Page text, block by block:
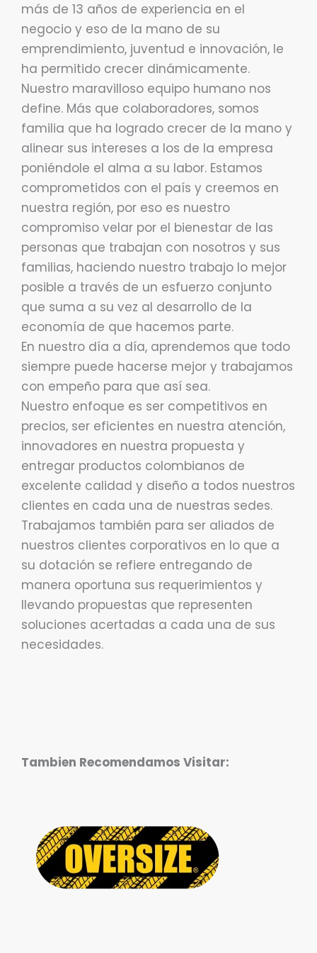
más de 13 años de experiencia en el
negocio y eso de la mano de su
emprendimiento, juventud e innovación, le
ha permitido crecer dinámicamente.
Nuestro maravilloso equipo humano nos
define. Más que colaboradores, somos
familia que ha logrado crecer de la mano y
alinear sus intereses a los de la empresa
poniéndole el alma a su labor. Estamos
comprometidos con el país y creemos en
nuestra región, por eso es nuestro
compromiso velar por el bienestar de las
personas que trabajan con nosotros y sus
familias, haciendo nuestro trabajo lo mejor
posible a través de un esfuerzo conjunto
que suma a su vez al desarrollo de la
economía de que hacemos parte.
En nuestro día a día, aprendemos que todo
siempre puede hacerse mejor y trabajamos
con empeño para que así sea.
Nuestro enfoque es ser competitivos en
precios, ser eficientes en nuestra atención,
innovadores en nuestra propuesta y
entregar productos colombianos de
excelente calidad y diseño a todos nuestros
clientes en cada una de nuestras sedes.
Trabajamos también para ser aliados de
nuestros clientes corporativos en lo que a
su dotación se refiere entregando de
manera oportuna sus requerimientos y
llevando propuestas que representen
soluciones acertadas a cada una de sus
necesidades.
Tambien Recomendamos Visitar: